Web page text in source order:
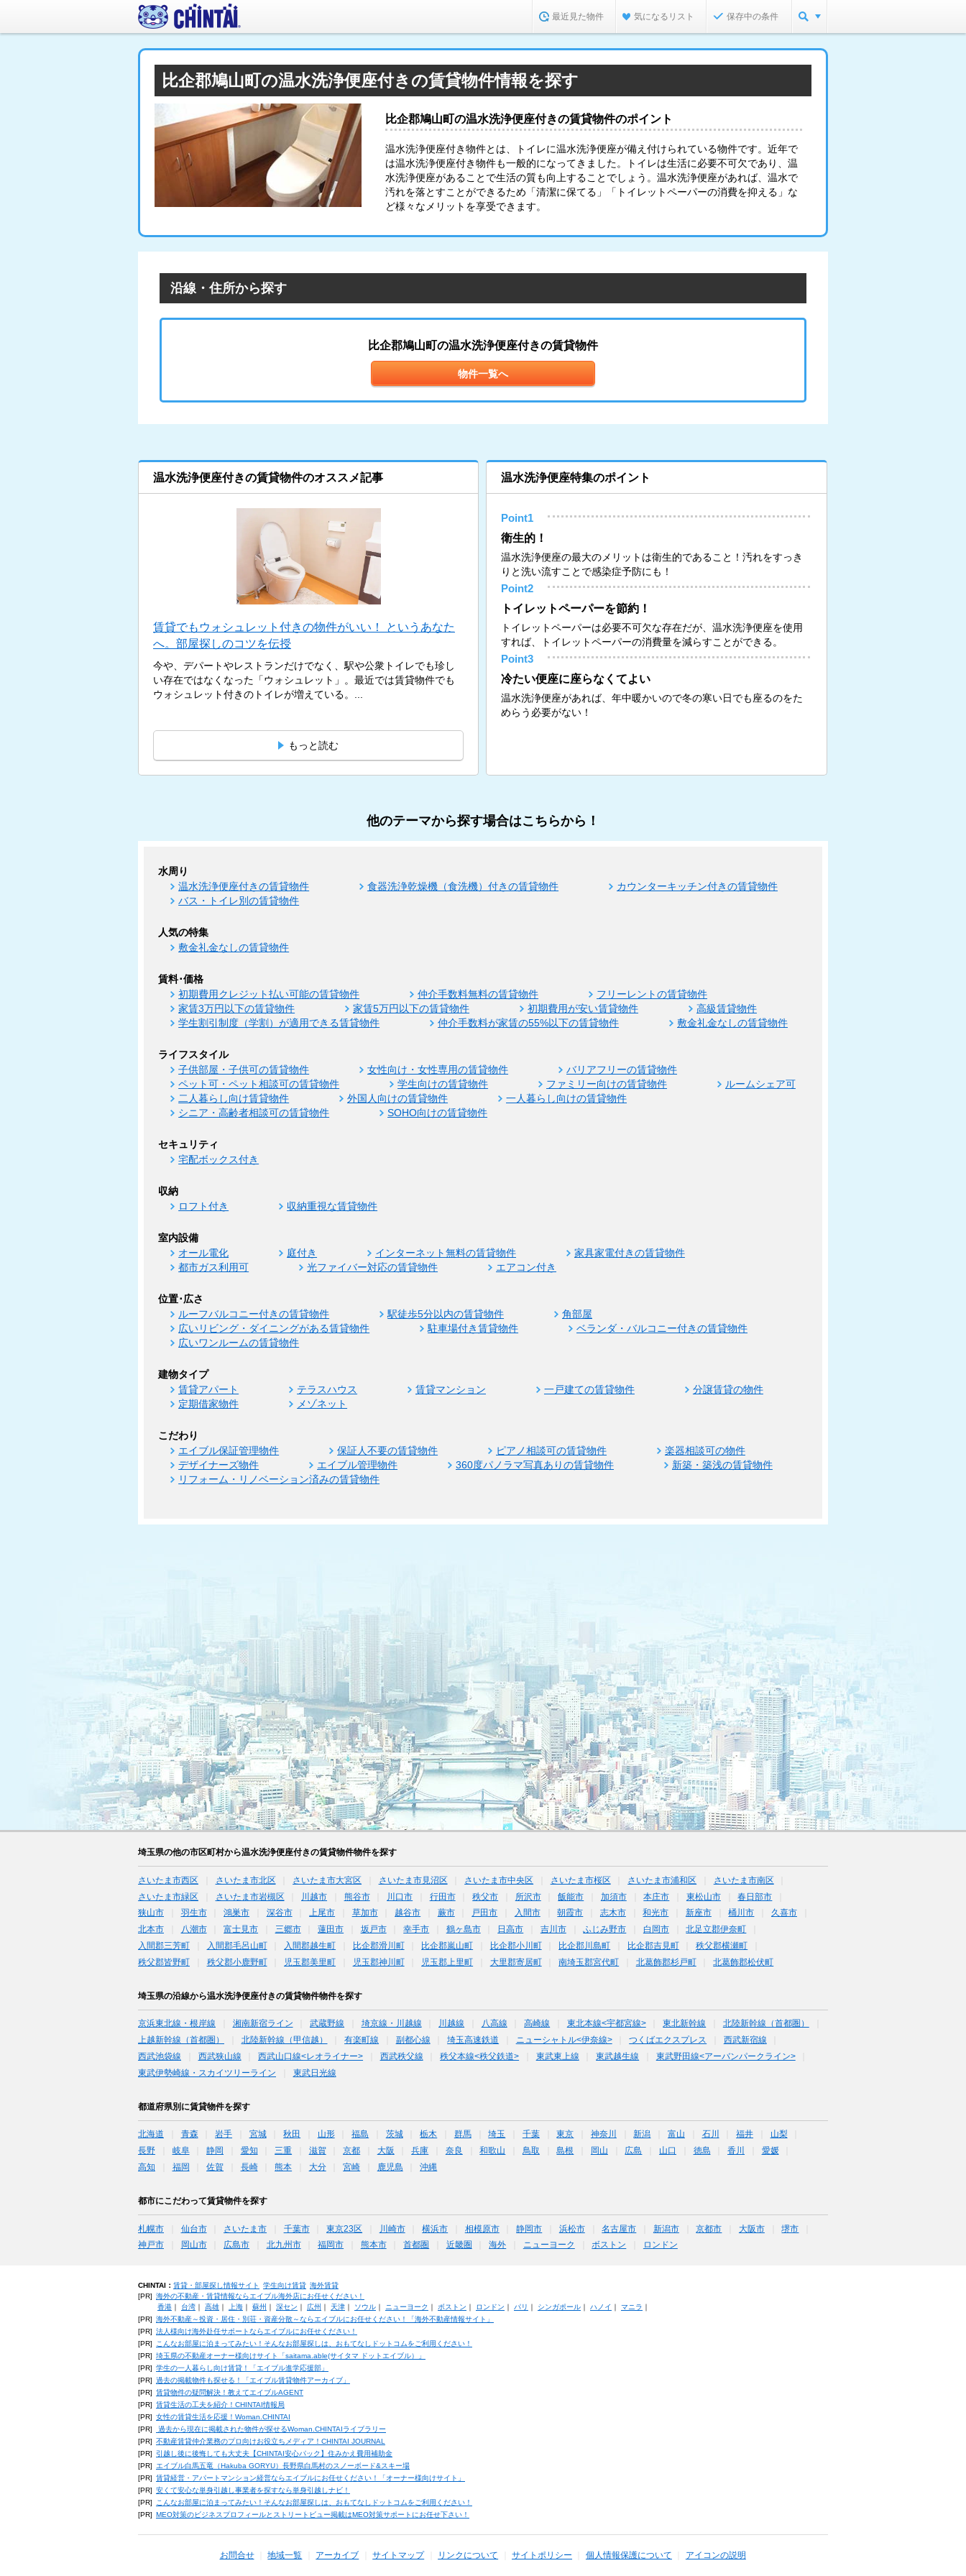
最近見た物件 気になるリスト 保存中の条件
比企郡鳩山町の温水洗浄便座付きの賃貸物件情報を探す
比企郡鳩山町の温水洗浄便座付きの賃貸物件のポイント
温水洗浄便座付き物件とは、トイレに温水洗浄便座が備え付けられている物件です。近年で
は温水洗浄便座付き物件も一般的になってきました。トイレは生活に必要不可欠であり、温
水洗浄便座があることで生活の質も向上することでしょう。温水洗浄便座があれば、温水で
汚れを落とすことができるため「清潔に保てる」「トイレットペーパーの消費を抑える」な
ど様々なメリットを享受できます。
沿線・住所から探す
比企郡鳩山町の温水洗浄便座付きの賃貸物件
物件一覧へ
温水洗浄便座付きの賃貸物件のオススメ記事
賃貸でもウォシュレット付きの物件がいい！ というあなた
へ。部屋探しのコツを伝授
今や、デパートやレストランだけでなく、駅や公衆トイレでも珍し
い存在ではなくなった「ウォシュレット」。最近では賃貸物件でも
ウォシュレット付きのトイレが増えている。...
もっと読む
温水洗浄便座特集のポイント
Point1
衛生的！
温水洗浄便座の最大のメリットは衛生的であること！汚れをすっき
りと洗い流すことで感染症予防にも！
Point2
トイレットペーパーを節約！
トイレットペーパーは必要不可欠な存在だが、温水洗浄便座を使用
すれば、トイレットペーパーの消費量を減らすことができる。
Point3
冷たい便座に座らなくてよい
温水洗浄便座があれば、年中暖かいので冬の寒い日でも座るのをた
めらう必要がない！
他のテーマから探す場合はこちらから！
水周り
温水洗浄便座付きの賃貸物件 食器洗浄乾燥機（食洗機）付きの賃貸物件
カウンターキッチン付きの賃貸物件
バス・トイレ別の賃貸物件
人気の特集
敷金礼金なしの賃貸物件
賃料･価格
初期費用クレジット払い可能の賃貸物件 仲介手数料無料の賃貸物件
フリーレントの賃貸物件
家賃3万円以下の賃貸物件
家賃5万円以下の賃貸物件 初期費用が安い賃貸物件
高級賃貸物件
学生割引制度（学割）が適用できる賃貸物件
仲介手数料が家賃の55%以下の賃貸物件 敷金礼金なしの賃貸物件
ライフスタイル
子供部屋・子供可の賃貸物件 女性向け・女性専用の賃貸物件
バリアフリーの賃貸物件
ペット可・ペット相談可の賃貸物件
学生向けの賃貸物件 ファミリー向けの賃貸物件
ルームシェア可
二人暮らし向け賃貸物件
外国人向けの賃貸物件
一人暮らし向けの賃貸物件
シニア・高齢者相談可の賃貸物件
SOHO向けの賃貸物件
セキュリティ
宅配ボックス付き
収納
ロフト付き 収納重視な賃貸物件
室内設備
オール電化 庭付き インターネット無料の賃貸物件
家具家電付きの賃貸物件
都市ガス利用可
光ファイバー対応の賃貸物件 エアコン付き
位置･広さ
ルーフバルコニー付きの賃貸物件 駅徒歩5分以内の賃貸物件
角部屋
広いリビング・ダイニングがある賃貸物件
駐車場付き賃貸物件
ベランダ・バルコニー付きの賃貸物件
広いワンルームの賃貸物件
建物タイプ
賃貸アパート テラスハウス 賃貸マンション 一戸建ての賃貸物件
分譲賃貸の物件
定期借家物件
メゾネット
こだわり
エイブル保証管理物件 保証人不要の賃貸物件 ピアノ相談可の賃貸物件
楽器相談可の物件
デザイナーズ物件
エイブル管理物件 360度パノラマ写真ありの賃貸物件
新築・築浅の賃貸物件
リフォーム・リノベーション済みの賃貸物件
埼玉県の他の市区町村から温水洗浄便座付きの賃貸物件物件を探す
さいたま市西区 さいたま市北区 さいたま市大宮区 さいたま市見沼区 さいたま市中央区 さいたま市桜区 さいたま市浦和区
さいたま市南区
さいたま市緑区
さいたま市岩槻区 川越市 熊谷市 川口市 行田市 秩父市 所沢市 飯能市 加須市 本庄市 東松山市
春日部市
狭山市
羽生市 鴻巣市 深谷市 上尾市 草加市 越谷市 蕨市 戸田市 入間市 朝霞市 志木市 和光市 新座市 桶川市
久喜市
北本市
八潮市 富士見市 三郷市 蓮田市 坂戸市 幸手市 鶴ヶ島市 日高市 吉川市 ふじみ野市 白岡市
北足立郡伊奈町
入間郡三芳町
入間郡毛呂山町 入間郡越生町 比企郡滑川町 比企郡嵐山町 比企郡小川町 比企郡川島町 比企郡吉見町
秩父郡横瀬町
秩父郡皆野町
秩父郡小鹿野町 児玉郡美里町 児玉郡神川町 児玉郡上里町 大里郡寄居町 南埼玉郡宮代町 北葛飾郡杉戸町 北葛飾郡松伏町
埼玉県の沿線から温水洗浄便座付きの賃貸物件物件を探す
京浜東北線・根岸線 湘南新宿ライン 武蔵野線 埼京線・川越線 川越線 八高線 高崎線 東北本線<宇都宮線> 東北新幹線
北陸新幹線（首都圏）
上越新幹線（首都圏）
北陸新幹線（甲信越） 有楽町線 副都心線 埼玉高速鉄道 ニューシャトル<伊奈線> つくばエクスプレス
西武新宿線
西武池袋線
西武狭山線 西武山口線<レオライナー> 西武秩父線 秩父本線<秩父鉄道> 東武東上線 東武越生線
東武野田線<アーバンパークライン>
東武伊勢崎線・スカイツリーライン
東武日光線
都道府県別に賃貸物件を探す
北海道 青森 岩手 宮城 秋田 山形 福島 茨城 栃木 群馬 埼玉 千葉 東京 神奈川 新潟 富山 石川 福井
山梨
長野
岐阜 静岡 愛知 三重 滋賀 京都 大阪 兵庫 奈良 和歌山 鳥取 島根 岡山 広島 山口 徳島 香川
愛媛
高知
福岡 佐賀 長崎 熊本 大分 宮崎 鹿児島 沖縄
都市にこだわって賃貸物件を探す
札幌市 仙台市 さいたま市 千葉市 東京23区 川崎市 横浜市 相模原市 静岡市 浜松市 名古屋市 新潟市 京都市 大阪市
堺市
神戸市
岡山市 広島市 北九州市 福岡市 熊本市 首都圏 近畿圏 海外 ニューヨーク ボストン ロンドン
CHINTAI： 賃貸・部屋探し情報サイト 学生向け賃貸 海外賃貸
[PR] 海外の不動産・賃貸情報ならエイブル海外店にお任せください！
香港｜ 台湾｜ 高雄｜ 上海｜ 蘇州 深セン 広州 天津｜ ソウル｜ ニューヨーク ボストン ロンドン パリ シンガポール｜ ハノイ マニラ
[PR] 海外不動産～投資・居住・別荘・資産分散～ならエイブルにお任せください！「海外不動産情報サイト」
[PR] 法人様向け海外赴任サポートならエイブルにお任せください！
[PR]
こんなお部屋に泊まってみたい！そんなお部屋探しは、おもてなしドットコムをご利用ください！
[PR] 埼玉県の不動産オーナー様向けサイト「saitama.able(サイタマ ドットエイブル）」
[PR] 学生の一人暮らし向け賃貸！「エイブル進学応援部」
[PR] 過去の掲載物件も探せる！「エイブル賃貸物件アーカイブ」
[PR] 賃貸物件の疑問解決！教えてエイブルAGENT
[PR] 賃貸生活の工夫を紹介！CHINTAI情報局
[PR] 女性の賃貸生活を応援！Woman.CHINTAI
[PR]
過去から現在に掲載された物件が探せるWoman.CHINTAIライブラリー
[PR] 不動産賃貸仲介業務のプロ向けお役立ちメディア！CHINTAI JOURNAL
[PR]
引越し後に後悔しても大丈夫【CHINTAI安心パック】住みかえ費用補助金
[PR] エイブル白馬五竜（Hakuba GORYU）長野県白馬村のスノーボード&スキー場
[PR] 賃貸経営・アパートマンション経営ならエイブルにお任せください！「オーナー様向けサイト」
[PR] 安くて安心な単身引越し事業者を探すなら単身引越しナビ！
[PR]
こんなお部屋に泊まってみたい！そんなお部屋探しは、おもてなしドットコムをご利用ください！
[PR] MEO対策のビジネスプロフィールとストリートビュー掲載はMEO対策サポートにお任せ下さい！
お問合せ 地域一覧 アーカイブ サイトマップ リンクについて サイトポリシー 個人情報保護について アイコンの説明